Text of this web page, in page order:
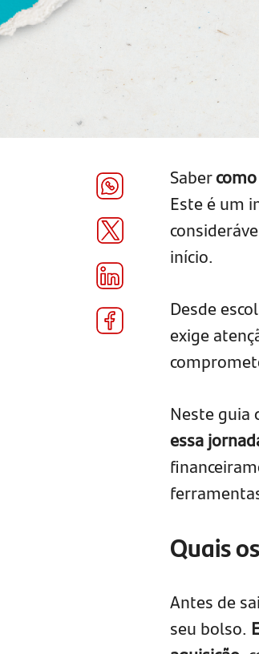
Saber
Este é um
início.
Desde
exige
Neste guia
essa
Quais
Antes de
seu bolso.